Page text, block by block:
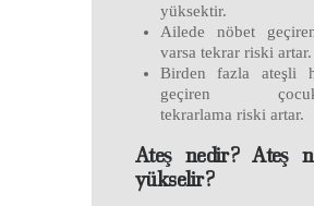
yüksektir.
Ailede nöbet
varsa tekrar riski artar.
Birden fazla ateşli
geçiren
tekrarlama riski artar.
Ateş nedir? Ateş
yükselir?